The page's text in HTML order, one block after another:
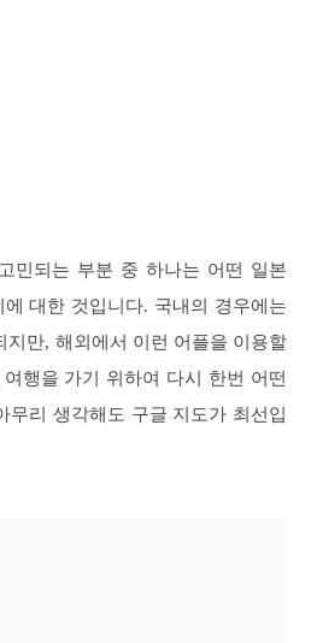
민되는 부분 중 하나는 어떤 일본
대한 것입니다. 국내의 경우에는
지만, 해외에서 이런 어플을 이용할
행을 가기 위하여 다시 한번 어떤
무리 생각해도 구글 지도가 최선입